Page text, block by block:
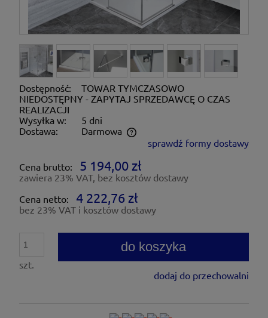
Dostępność:
TOWAR TYMCZASOWO
NIEDOSTĘPNY - ZAPYTAJ SPRZEDAWCĘ O CZAS
REALIZACJI
Wysyłka w:
5 dni
Dostawa:
Darmowa
Cena nie zawiera ewentualnych kosztów płatności
sprawdź formy dostawy
Cena brutto:
5 194,00 zł
zawiera 23% VAT, bez kosztów dostawy
Cena netto:
4 222,76 zł
bez 23% VAT i kosztów dostawy
szt.
do koszyka
dodaj do przechowalni